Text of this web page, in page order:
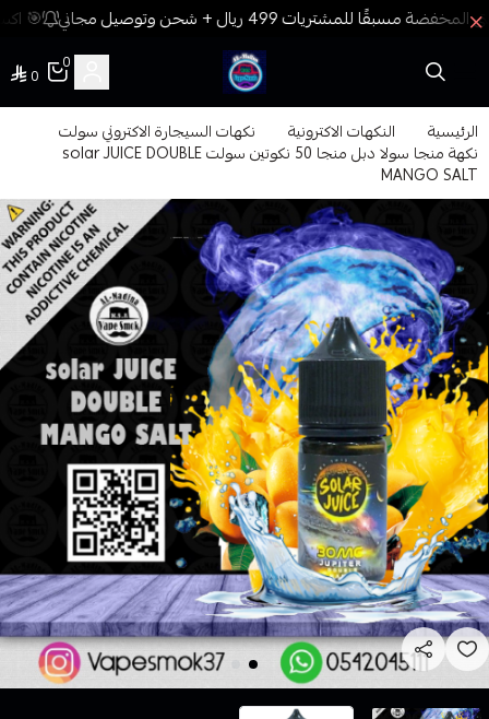
🎯
فيب المدينة
0
0
الرئيسية النكهات الاكترونية نكهات السيجارة الاكتروني سولت
نكهة منجا سولا دبل منجا 50 نكوتين سولت solar JUICE DOUBLE
MANGO SALT